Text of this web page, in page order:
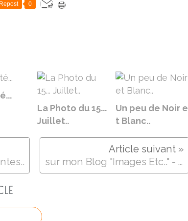
Repost 0
La Photo du 15...
Juillet..
Un peu de Noir e
t Blanc..
sur mon Blog "Images Etc.." - Juin - Papillon du Jour..